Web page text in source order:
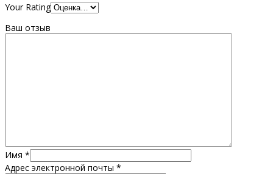
Your Rating
Ваш отзыв
Имя *
Адрес электронной почты *